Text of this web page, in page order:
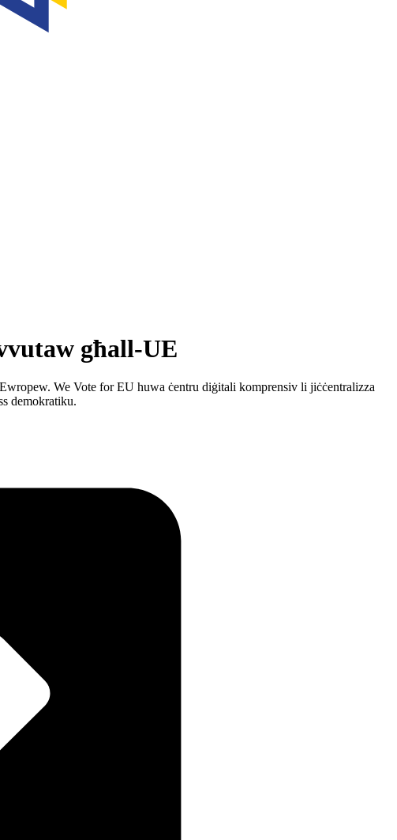
għall-UE
We Vote for EU huwa ċentru diġitali komprensiv li jiċċentralizza
demokratiku.